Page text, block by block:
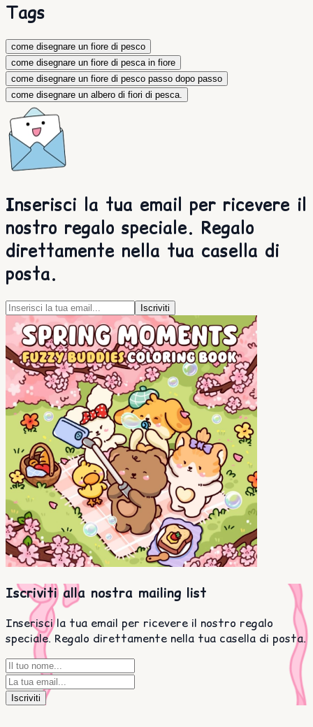
Tags
come disegnare un fiore di pesco
come disegnare un fiore di pesca in fiore
come disegnare un fiore di pesco passo dopo passo
come disegnare un albero di fiori di pesca.
Inserisci la tua email per ricevere il
nostro regalo speciale. Regalo
direttamente nella tua casella di
posta.
Iscriviti
Iscriviti alla nostra mailing list
Inserisci la tua email per ricevere il nostro regalo
speciale. Regalo direttamente nella tua casella di posta.
Iscriviti